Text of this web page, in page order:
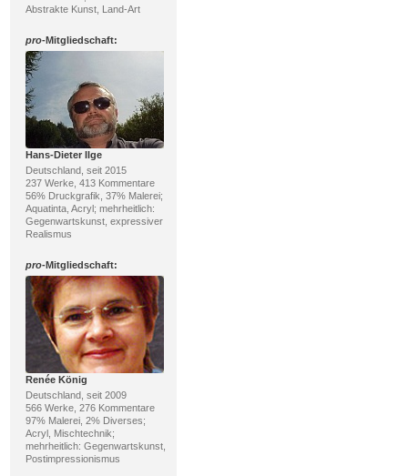
Abstrakte Kunst, Land-Art
pro-Mitgliedschaft:
Hans-Dieter Ilge
Deutschland, seit 2015
237 Werke, 413 Kommentare
56% Druckgrafik, 37% Malerei;
Aquatinta, Acryl; mehrheitlich:
Gegenwartskunst, expressiver
Realismus
pro-Mitgliedschaft:
Renée König
Deutschland, seit 2009
566 Werke, 276 Kommentare
97% Malerei, 2% Diverses;
Acryl, Mischtechnik;
mehrheitlich: Gegenwartskunst,
Postimpressionismus